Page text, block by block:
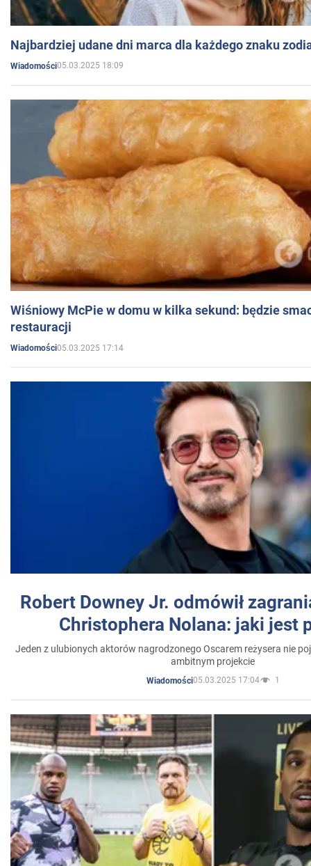
Najbardziej udane dni marca dla każdego znaku
Wiadomości05.03.2025 18:09
Wiśniowy McPie w domu w kilka sekund: będzie
restauracji
Wiadomości05.03.2025 17:14
Robert Downey Jr. odmówił
Christophera Nolana: jaki jest
Jeden z ulubionych aktorów nagrodzonego Oscarem reżysera nie
ambitnym projekcie
Wiadomości05.03.2025 17:04 1